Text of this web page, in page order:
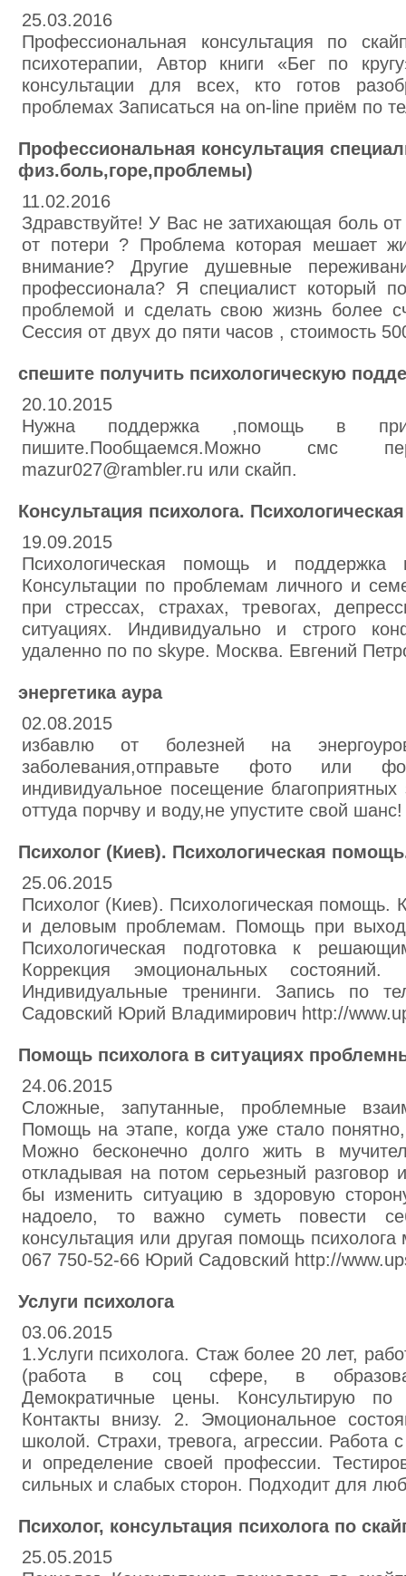
25.03.2016
Профессиональная консультация по
психотерапии, Автор книги «Бег по
консультации для всех, кто готов
проблемах Записаться на on-line приём по
Профессиональная консультация
физ.боль,горе,проблемы)
11.02.2016
Здравствуйте! У Вас не затихающая боль
от потери ? Проблема которая мешает
внимание? Другие душевные
профессионала? Я специалист который
проблемой и сделать свою жизнь более
Сессия от двух до пяти часов , стоимость
спешите получить психологическую
20.10.2015
Нужна поддержка ,помощь в
пишите.Пообщаемся.Можно смс
mazur027@rambler.ru или скайп.
Консультация психолога.
19.09.2015
Психологическая помощь и поддержка
Консультации по проблемам личного и
при стрессах, страхах, тревогах,
ситуациях. Индивидуально и строго
удаленно по по skype. Москва. Евгений
энергетика аура
02.08.2015
избавлю от болезней на
заболевания,отправьте фото или
индивидуальное посещение
оттуда порчву и воду,не упустите свой шанс!
Психолог (Киев). Психологическая
25.06.2015
Психолог (Киев). Психологическая помощь.
и деловым проблемам. Помощь при
Психологическая подготовка к
Коррекция эмоциональных состояний.
Индивидуальные тренинги. Запись по
Садовский Юрий Владимирович http://
Помощь психолога в ситуациях
24.06.2015
Сложные, запутанные, проблемные
Помощь на этапе, когда уже стало
Можно бесконечно долго жить в
откладывая на потом серьезный разговор
бы изменить ситуацию в здоровую
надоело, то важно суметь повести
консультация или другая помощь
067 750-52-66 Юрий Садовский http://
Услуги психолога
03.06.2015
1.Услуги психолога. Стаж более 20 лет,
(работа в соц сфере, в
Демократичные цены. Консультирую
Контакты внизу. 2. Эмоциональное
школой. Страхи, тревога, агрессии.
и определение своей профессии.
сильных и слабых сторон. Подходит для
Психолог, консультация психолога по
25.05.2015